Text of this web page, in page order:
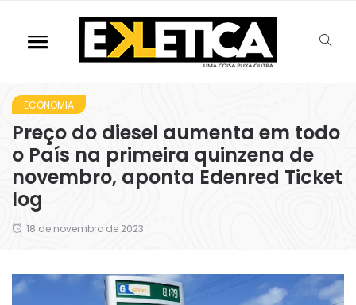
ECONOMIA
Preço do diesel aumenta em todo
o País na primeira quinzena de
novembro, aponta Edenred Ticket
log
18 de novembro de 2023